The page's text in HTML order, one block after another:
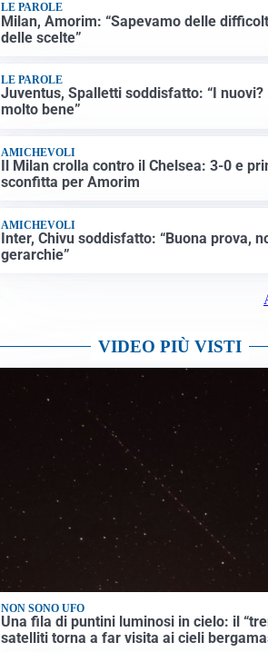
LE PAROLE
Milan, Amorim: “Sapevamo delle
delle scelte”
LE PAROLE
Juventus, Spalletti soddisfatto: “I nuovi?
molto bene”
AMICHEVOLI
Il Milan crolla contro il Chelsea: 3-0 e
sconfitta per Amorim
AMICHEVOLI
Inter, Chivu soddisfatto: “Buona prova,
gerarchie”
VIDEO PIÙ VISTI
NON SONO UFO
Una fila di puntini luminosi in cielo: il
satelliti torna a far visita ai cieli